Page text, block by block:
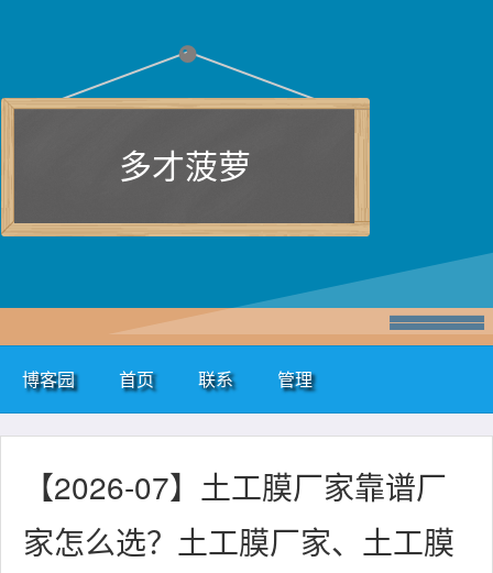
多才菠萝
博客园 首页 联系 管理
【2026-07】土工膜厂家靠谱厂
家怎么选？土工膜厂家、土工膜